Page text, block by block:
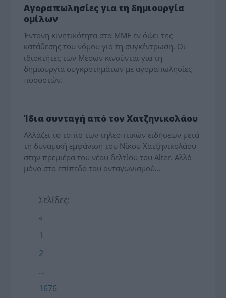
Αγοραπωλησίες για τη δημιουργία
ομίλων
Έντονη κινητικότητα στα ΜΜΕ εν όψει της
κατάθεσης του νόμου για τη συγκέντρωση. Οι
ιδιοκτήτες των Μέσων κινούνται για τη
δημιουργία συγκροτημάτων με αγοραπωλησίες
ποσοστών.
Ίδια συνταγή από τον Χατζηνικολάου
Αλλάζει το τοπίο των τηλεοπτικών ειδήσεων μετά
τη δυναμική εμφάνιση του Νίκου Χατζηνικολάου
στην πρεμιέρα του νέου δελτίου του Alter. Αλλά
μόνο στο επίπεδο του ανταγωνισμού…
Σελίδες:
«
1
2
...
1676